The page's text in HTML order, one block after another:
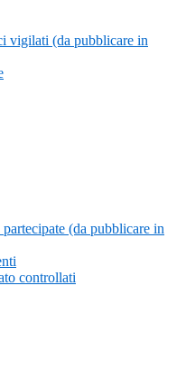
vigilati (da pubblicare in
(da pubblicare in
controllati